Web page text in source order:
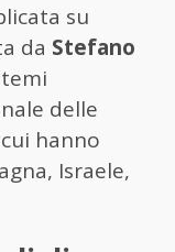
su
da Stefano
delle
hanno
Israele,